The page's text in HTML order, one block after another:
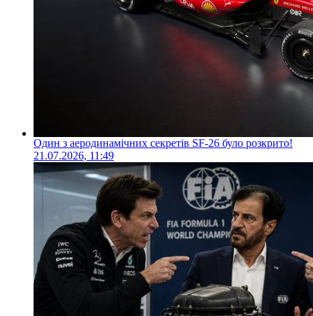
Один з аеродинамічних секретів SF-26 було розкрито!
21.07.2026, 11:49